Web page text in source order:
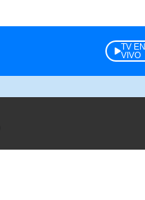
TV EN
VIVO